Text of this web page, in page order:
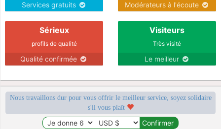
Services gratuits Modérateurs à l'écoute
Sérieux
profils de qualité
Qualité confirmée
Visiteurs
Très visité
Le meilleur
Nous travaillons dur pour vous offrir le meilleur service, soyez solidaire
s'il vous plaît